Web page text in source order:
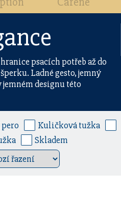
psacích potřeb až do
Ladné gesto, jemný
jemném designu této
Kuličková tužka
Skladem